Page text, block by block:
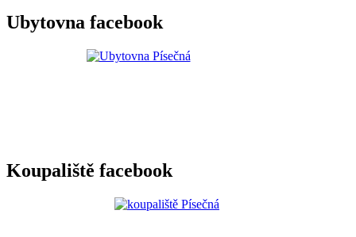
Ubytovna facebook
Koupaliště facebook